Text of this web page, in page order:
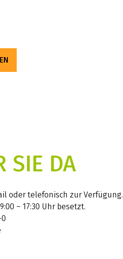
SIE DA
oder telefonisch zur Verfügung.
– 17:30 Uhr besetzt.